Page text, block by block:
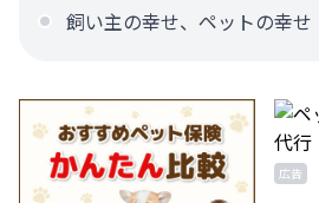
飼い主の幸せ、ペットの幸せ
広告